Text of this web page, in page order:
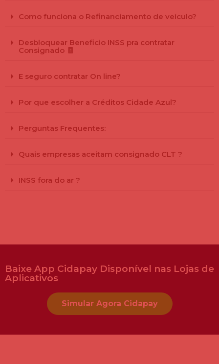
Como funciona o Refinanciamento de veículo?
Desbloquear Beneficio INSS pra contratar
Consignado 🧾
E seguro contratar On line?
Por que escolher a Créditos Cidade Azul?
Perguntas Frequentes:
Quais empresas aceitam consignado CLT ?
INSS fora do ar ?
Baixe App Cidapay Disponível nas Lojas de
Aplicativos
Simular Agora Cidapay